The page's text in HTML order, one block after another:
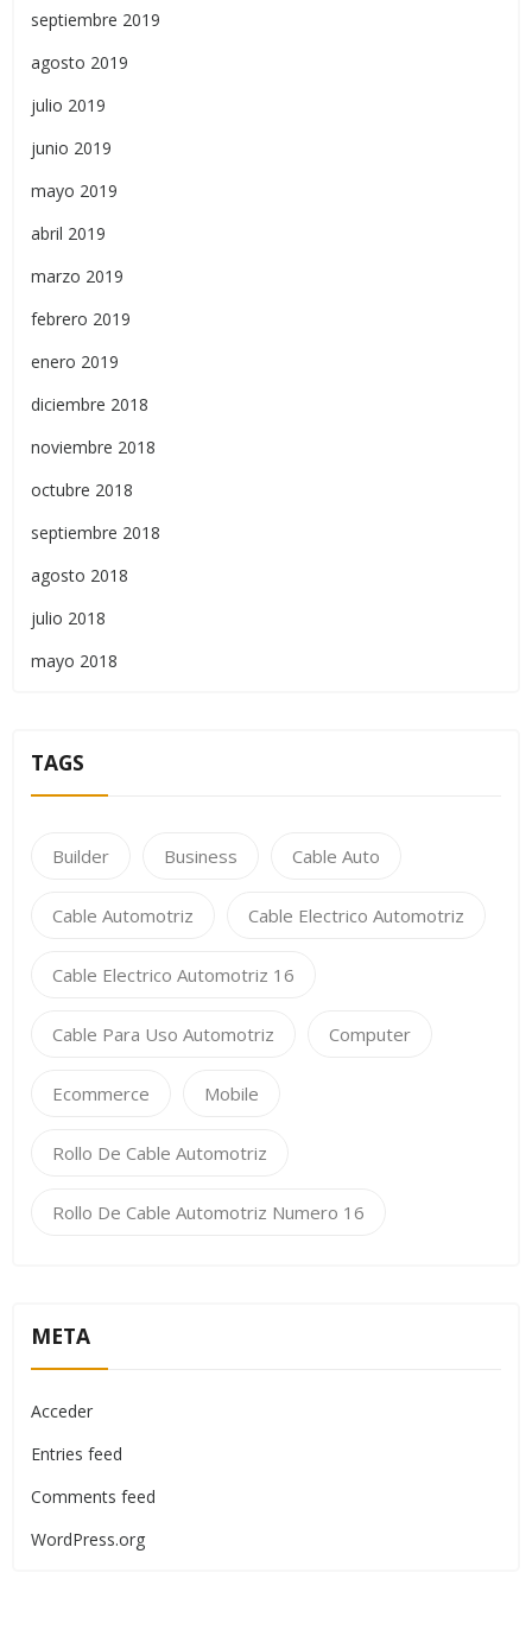
septiembre 2019
agosto 2019
julio 2019
junio 2019
mayo 2019
abril 2019
marzo 2019
febrero 2019
enero 2019
diciembre 2018
noviembre 2018
octubre 2018
septiembre 2018
agosto 2018
julio 2018
mayo 2018
TAGS
Builder Business Cable Auto
Cable Automotriz Cable Electrico Automotriz
Cable Electrico Automotriz 16
Cable Para Uso Automotriz Computer
Ecommerce Mobile
Rollo De Cable Automotriz
Rollo De Cable Automotriz Numero 16
META
Acceder
Entries feed
Comments feed
WordPress.org